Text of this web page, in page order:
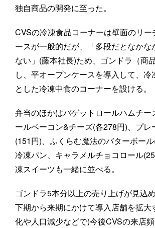
独自商品の開発に至った。
CVSの冷凍食品コーナーは壁面のリー
ースが一般的だが、「多段だとなかな
ない」(藤本社長)ため、ゴンドラ（商
し、平オープンケースを導入して、冷
とした冷凍中食のコーナーを設ける。
弁当のほかはバゲットロールハムチー
ールベーコン&チーズ(各278円)、プレ
(151円)、ふくらむ魔法のバターボー
冷凍パン、キャラメルチョコロール
凍スイーツも一緒に並べる。
ゴンドラ5本分以上の売り上げが見込
下期から来期にかけて導入店舗を拡大
化や人口減少などで)今後CVSの来店